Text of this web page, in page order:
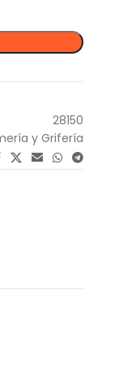
28150
y Grifería